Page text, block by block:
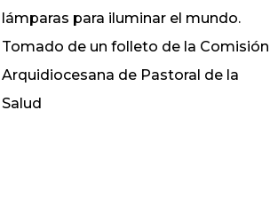
lámparas para iluminar el mundo.
Tomado de un folleto de la Comisión
Arquidiocesana de Pastoral de la
Salud